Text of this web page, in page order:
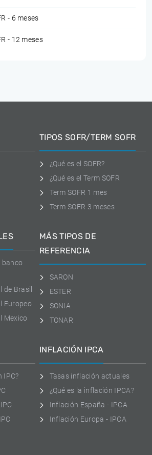
- 6 meses
- 12 meses
TIPOS SOFR/TERM SOFR
¿Qué es el SOFR?
¿Qué es el Term SOFR
Term SOFR 1 mes
Term SOFR 3 meses
banco
de Brasil
Europeo
Mexico
MÁS TIPOS DE
REFERENCIA
SARON
ESTER
SONIA
TONAR
IPC?
INFLACIÓN IPCA
Tasas inflación actuales
¿Qué es la inflación IPCA?
Inflación España - IPCA
Inflación Europa - IPCA